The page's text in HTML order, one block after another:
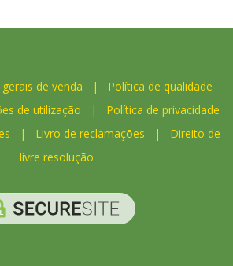
de venda | Política de qualidade
de utilização | Política de privacidade
| Livro de reclamações | Direito de
livre resolução